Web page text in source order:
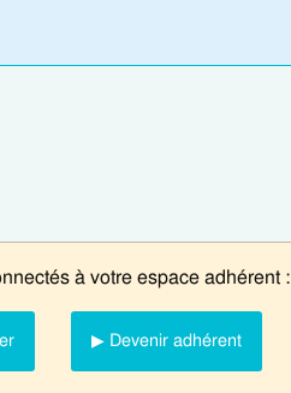
à votre espace adhérent :
▶ Devenir adhérent